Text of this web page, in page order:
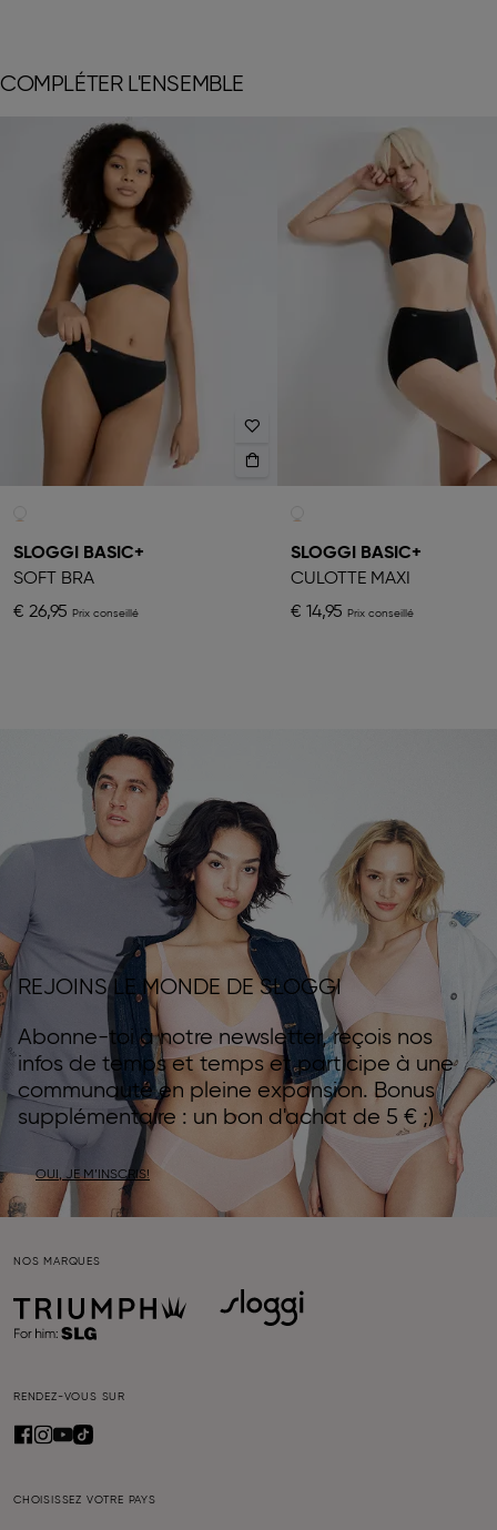
COMPLÉTER L'ENSEMBLE
SLOGGI BASIC+
SOFT BRA
€ 26,95
SLOGGI BASIC+
CULOTTE MAXI
€ 14,95
REJOINS LE MONDE DE SLOGGI
Abonne-toi à notre newsletter, reçois nos
infos de temps et temps et participe à une
communauté en pleine expansion. Bonus
supplémentaire : un bon d'achat de 5 € ;)
OUI, JE M’INSCRIS!
NOS MARQUES
RENDEZ-VOUS SUR
CHOISISSEZ VOTRE PAYS